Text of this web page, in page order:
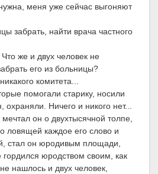
меня уже сейчас выгоняют
забрать, найти врача частного
же и двух человек не
его из больницы?
комитета...
помогали старику, носили
охраняли. Ничего и никого нет...
он о двухтысячной толпе,
ловящей каждое его слово и
стал он юродивым площади,
юродством своим, как
нашлось и двух человек,